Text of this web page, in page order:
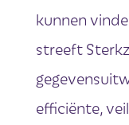
kunnen
streeft
efficiënte,